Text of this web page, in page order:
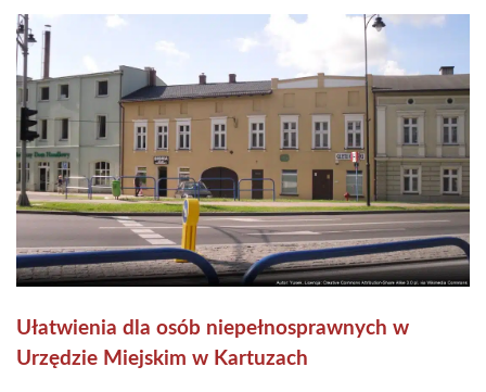
Ułatwienia dla osób niepełnosprawnych w
Urzędzie Miejskim w Kartuzach